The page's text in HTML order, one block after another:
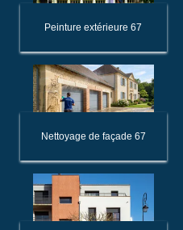
Peinture extérieure 67
Nettoyage de façade 67